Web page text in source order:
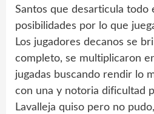
Santos que desarticula todo
posibilidades por lo que
Los jugadores decanos se
completo, se multiplicaron
jugadas buscando rendir lo
con una y notoria dificultad
Lavalleja quiso pero no